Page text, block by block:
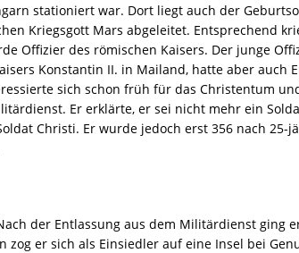
stationiert war. Dort liegt auch der
Kriegsgott Mars abgeleitet. Entsprechend
Offizier des römischen Kaisers. Der junge
Konstantin II. in Mailand, hatte aber auch
sich schon früh für das Christentum
Er erklärte, er sei nicht mehr ein
Christi. Er wurde jedoch erst 356 nach 25-
der Entlassung aus dem Militärdienst ging
zog er sich als Einsiedler auf eine Insel bei